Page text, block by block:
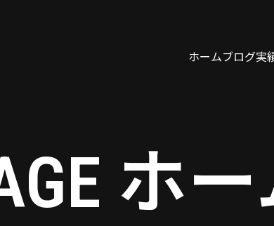
ホ
ホームブログ実